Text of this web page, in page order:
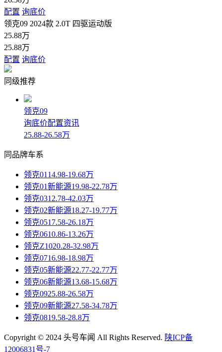
配置 询底价
领克09 2024款 2.0T 四驱运动版
25.88万
25.88万
配置 询底价
同级推荐
领克09
询底价配置资讯
25.88-26.58万
同品牌车系
领克01 14.98-19.68万
领克01新能源19.98-22.78万
领克0312.78-42.03万
领克02新能源18.27-19.77万
领克0517.58-26.18万
领克0610.86-13.26万
领克Z1020.28-32.98万
领克0716.98-18.98万
领克05新能源22.77-22.77万
领克06新能源13.68-15.68万
领克0925.88-26.58万
领克09新能源27.58-34.78万
领克0819.58-28.8万
Copyright © 2024 头号车闻 All Rights Reserved. 陕ICP备
12006831号-7